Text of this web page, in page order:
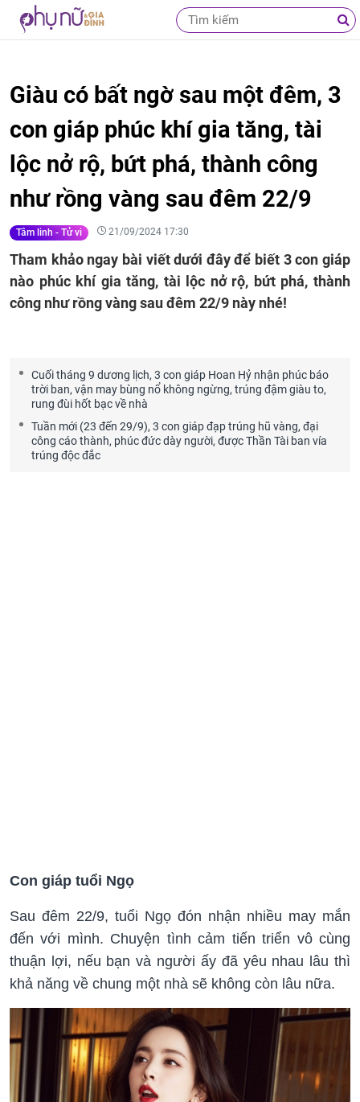
Giàu có bất ngờ sau một đêm, 3
con giáp phúc khí gia tăng, tài
lộc nở rộ, bứt phá, thành công
như rồng vàng sau đêm 22/9
Tâm linh - Tử vi 21/09/2024 17:30
Tham khảo ngay bài viết dưới đây để biết 3 con giáp
nào phúc khí gia tăng, tài lộc nở rộ, bứt phá, thành
công như rồng vàng sau đêm 22/9 này nhé!
Cuối tháng 9 dương lịch, 3 con giáp Hoan Hỷ nhận phúc báo
trời ban, vận may bùng nổ không ngừng, trúng đậm giàu to,
rung đùi hốt bạc về nhà
Tuần mới (23 đến 29/9), 3 con giáp đạp trúng hũ vàng, đại
công cáo thành, phúc đức dày người, được Thần Tài ban vía
trúng độc đắc
Con giáp tuổi Ngọ
Sau đêm 22/9, tuổi Ngọ đón nhận nhiều may mắn
đến với mình. Chuyện tình cảm tiến triển vô cùng
thuận lợi, nếu bạn và người ấy đã yêu nhau lâu thì
khả năng về chung một nhà sẽ không còn lâu nữa.